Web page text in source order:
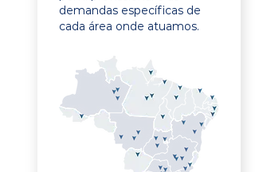
demandas específicas de
cada área onde atuamos.